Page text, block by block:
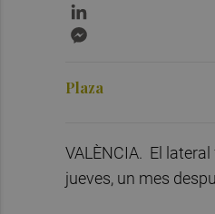
Plaza
VALÈNCIA. El
jueves, un mes